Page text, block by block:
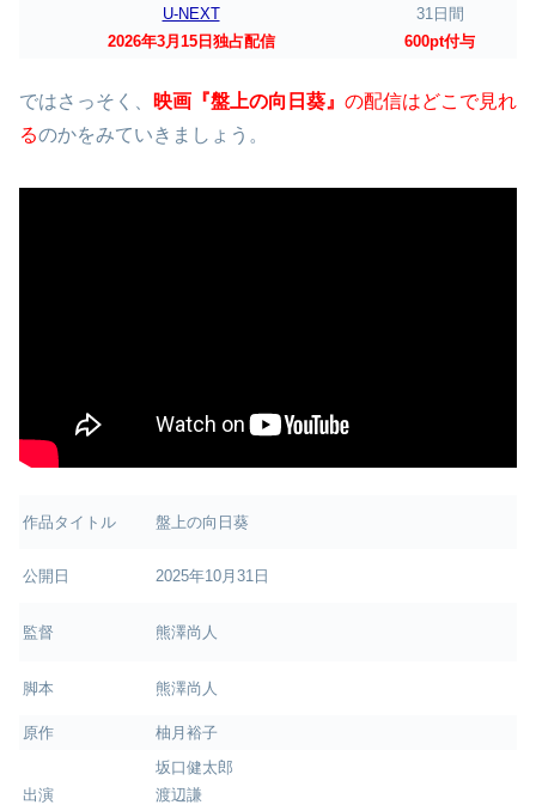
U-NEXT
2026年3月15日独占配信
31日間
600pt付与
ではさっそく、 映画『盤上の向日葵』 の配信はどこで見れ
るのかをみていきましょう。
作品タイトル 盤上の向日葵
公開日 2025年10月31日
監督 熊澤尚人
脚本 熊澤尚人
原作 柚月裕子
出演
坂口健太郎
渡辺謙